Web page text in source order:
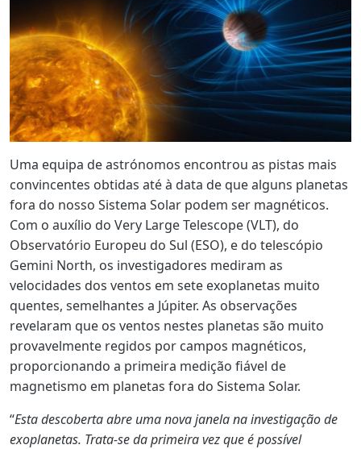
Uma equipa de astrónomos encontrou as pistas mais
convincentes obtidas até à data de que alguns planetas
fora do nosso Sistema Solar podem ser magnéticos.
Com o auxílio do Very Large Telescope (VLT), do
Observatório Europeu do Sul (ESO), e do telescópio
Gemini North, os investigadores mediram as
velocidades dos ventos em sete exoplanetas muito
quentes, semelhantes a Júpiter. As observações
revelaram que os ventos nestes planetas são muito
provavelmente regidos por campos magnéticos,
proporcionando a primeira medição fiável de
magnetismo em planetas fora do Sistema Solar.
“Esta descoberta abre uma nova janela na investigação de
exoplanetas. Trata-se da primeira vez que é possível